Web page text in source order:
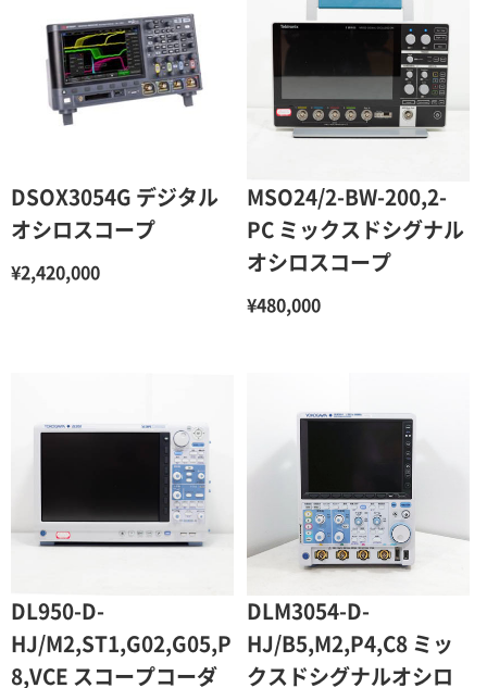
DSOX3054G デジタル
オシロスコープ
¥2,420,000
MSO24/2-BW-200,2-
PC ミックスドシグナル
オシロスコープ
¥480,000
DL950-D-
HJ/M2,ST1,G02,G05,P
8,VCE スコープコーダ
DLM3054-D-
HJ/B5,M2,P4,C8 ミッ
クスドシグナルオシロ